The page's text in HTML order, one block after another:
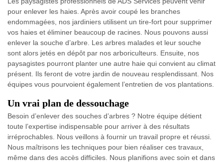
pour enlever les haies. Après avoir coupé les branches
endommagées, nos jardiniers utilisent un tire-fort pour supprimer
vos haies et éliminer beaucoup de racines. Nous pouvons aussi
enlever la souche d’arbre. Les arbres malades et leur souche
sont alors jetés en dépôt par nos arboriculteurs. Ensuite, nos
paysagistes pourront planter une autre haie qui convient au climat
présent. Ils feront de votre jardin de nouveau resplendissant. Nos
équipes vous pourvoient également l’entretien de vos plantations.
Un vrai plan de dessouchage
Besoin d’enlever des souches d’arbres ? Notre équipe détient
toute l’expertise indispensable pour arriver à des résultats
irréprochables. Nous veillons à fournir un travail propre et réussi.
Nous maîtrisons les techniques pour bien réaliser ces travaux,
même dans des accès difficiles. Nous planifions avec soin et dans